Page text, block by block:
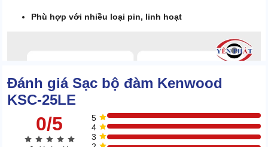
Phù hợp với nhiều loại pin, linh hoạt
Đánh giá Sạc bộ đàm Kenwood
KSC-25LE
0/5
5
4
3